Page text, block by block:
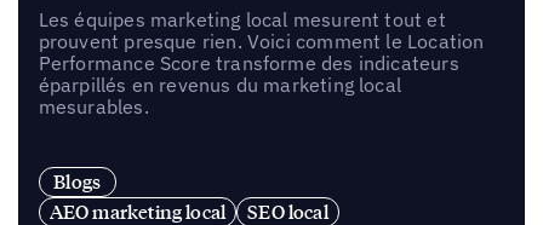
Les équipes marketing local mesurent tout et
prouvent presque rien. Voici comment le Location
Performance Score transforme des indicateurs
éparpillés en revenus du marketing local
mesurables.
Blogs
AEO marketing local
SEO local